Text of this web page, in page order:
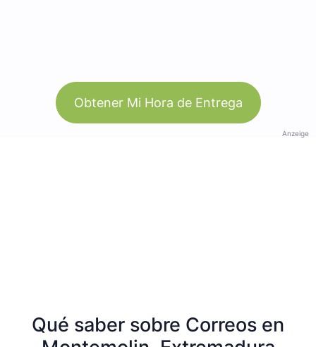
Obtener Mi Hora de Entrega
Anzeige
Qué saber sobre Correos en